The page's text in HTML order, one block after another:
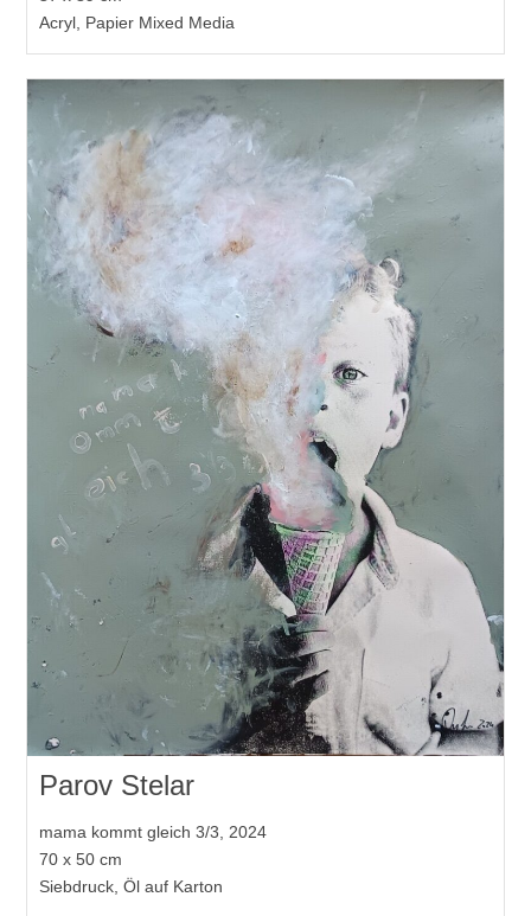
Acryl, Papier Mixed Media
Parov Stelar
mama kommt gleich 3/3, 2024
70 x 50 cm
Siebdruck, Öl auf Karton